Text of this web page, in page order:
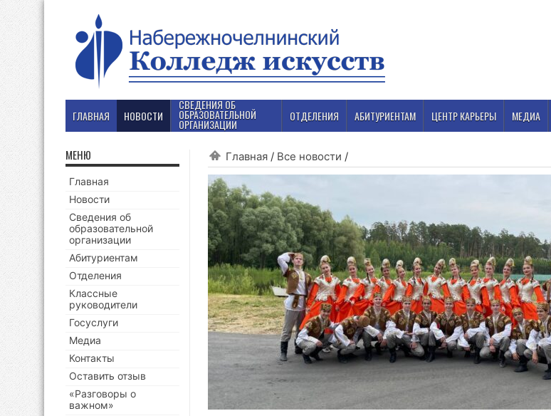
ГЛАВНАЯ НОВОСТИ
СВЕДЕНИЯ ОБ
ОБРАЗОВАТЕЛЬНОЙ
ОРГАНИЗАЦИИ
ОТДЕЛЕНИЯ АБИТУРИЕНТАМ ЦЕНТР КАРЬЕРЫ МЕДИА
Главная / Все новости /
МЕНЮ
Главная
Новости
Сведения об
образовательной
организации
Абитуриентам
Отделения
Классные
руководители
Госуслуги
Медиа
Контакты
Оставить отзыв
«Разговоры о
важном»